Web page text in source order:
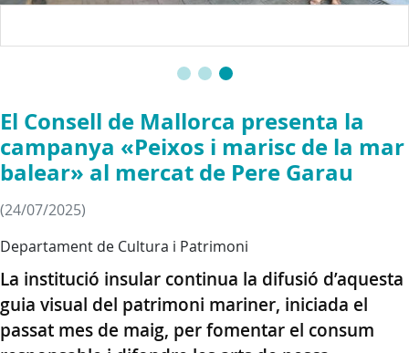
El Consell de Mallorca presenta la
campanya «Peixos i marisc de la mar
balear» al mercat de Pere Garau
(24/07/2025)
Departament de Cultura i Patrimoni
La institució insular continua la difusió d’aquesta
guia visual del patrimoni mariner, iniciada el
passat mes de maig, per fomentar el consum